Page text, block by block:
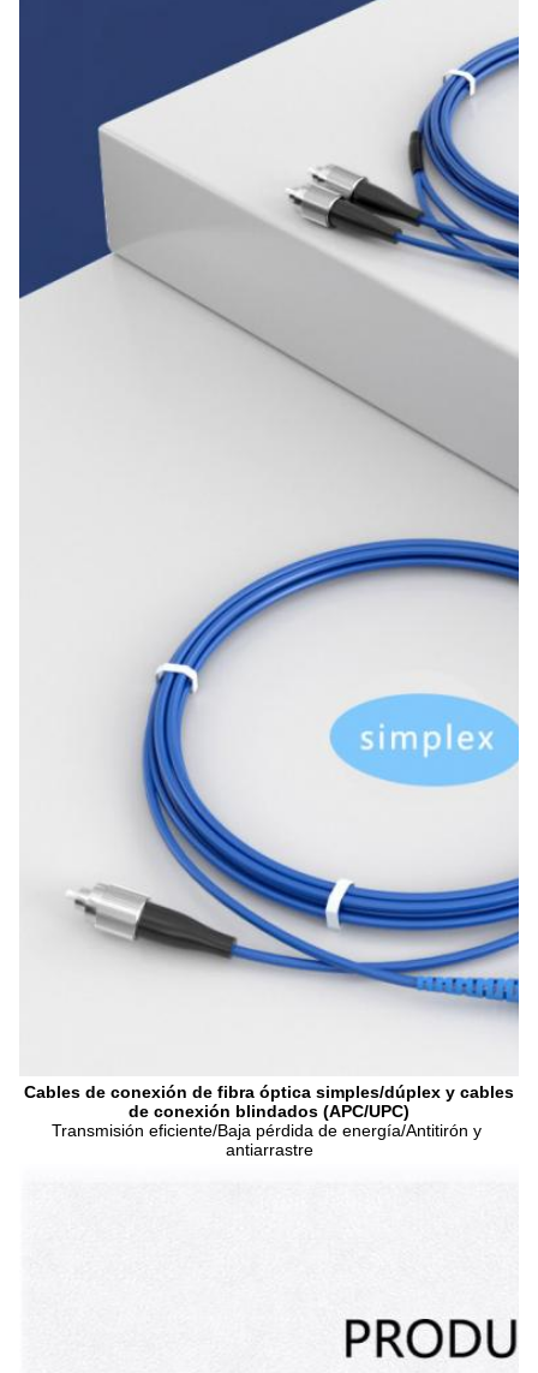
Cables de conexión de fibra óptica simples/dúplex y cables
de conexión blindados (APC/UPC)
Transmisión eficiente/Baja pérdida de energía/Antitirón y
antiarrastre